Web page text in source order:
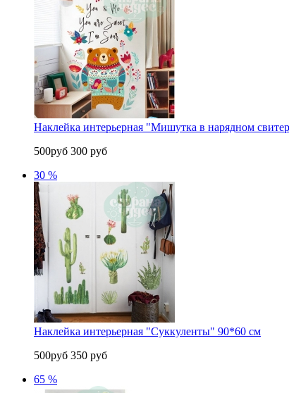
Наклейка интерьерная "Мишутка в нарядном
500руб 300 руб
30 %
Наклейка интерьерная "Суккуленты" 90*60 см
500руб 350 руб
65 %